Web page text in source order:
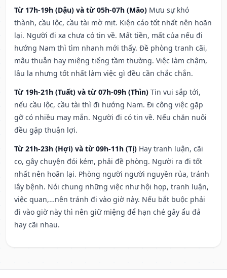
Từ 17h-19h (Dậu) và từ 05h-07h (Mão) Mưu sự khó
thành, cầu lộc, cầu tài mờ mịt. Kiện cáo tốt nhất nên hoãn
lại. Người đi xa chưa có tin về. Mất tiền, mất của nếu đi
hướng Nam thì tìm nhanh mới thấy. Đề phòng tranh cãi,
mâu thuẫn hay miệng tiếng tầm thường. Việc làm chậm,
lâu la nhưng tốt nhất làm việc gì đều cần chắc chắn.
Từ 19h-21h (Tuất) và từ 07h-09h (Thìn) Tin vui sắp tới,
nếu cầu lộc, cầu tài thì đi hướng Nam. Đi công việc gặp
gỡ có nhiều may mắn. Người đi có tin về. Nếu chăn nuôi
đều gặp thuận lợi.
Từ 21h-23h (Hợi) và từ 09h-11h (Tị) Hay tranh luận, cãi
cọ, gây chuyện đói kém, phải đề phòng. Người ra đi tốt
nhất nên hoãn lại. Phòng người người nguyền rủa, tránh
lây bệnh. Nói chung những việc như hội họp, tranh luận,
việc quan,…nên tránh đi vào giờ này. Nếu bắt buộc phải
đi vào giờ này thì nên giữ miệng để hạn ché gây ẩu đả
hay cãi nhau.